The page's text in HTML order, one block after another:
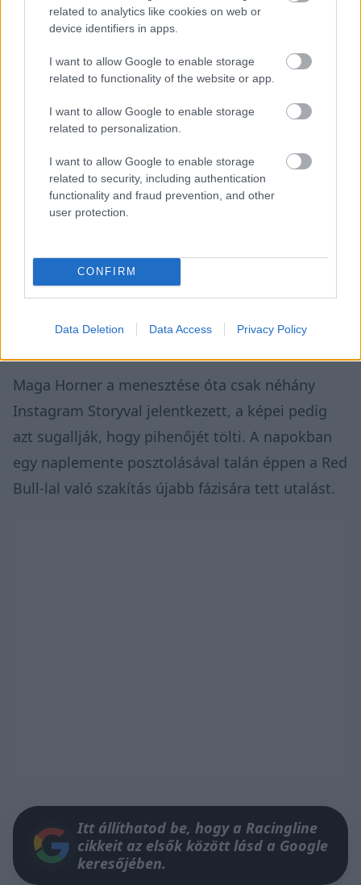
related to analytics like cookies on web or
device identifiers in apps.
I want to allow Google to enable storage
related to functionality of the website or app.
I want to allow Google to enable storage
related to personalization.
I want to allow Google to enable storage
related to security, including authentication
functionality and fraud prevention, and other
user protection.
CONFIRM
Data Deletion Data Access Privacy Policy
Érdemes hozzátenni, hogy Horner igazgatói
tisztségeinek leadása még mindig nem jelenti
feltétlenül azt, hogy ne állna továbbra is a Red
Bull alkalmazásában. Lehet, hogy szerződéses
okokból egy ideig még mindig ott van a neve a
fizetési listán, ez pedig akár a költséglimit
szempontjából is nehézségekeket okozhat, mivel
a csapat három legjobban fizetett
alkalmazottjának bére nem esik az F1-es
és előfordulhat, hogy Horner továbbra is
elfoglalja az egyik ilyen helyet, miközben Mekies
fizetett vezetője van a csapatnak.
Maga Horner a menesztése óta csak néhány
Instagram Storyval jelentkezett, a képei pedig
azt sugallják, hogy pihenőjét tölti. A napokban
egy naplemente posztolásával talán éppen a Red
Bull-lal való szakítás újabb fázisára tett utalást.
Itt állíthatod be, hogy a Racingline
cikkeit az elsők között lásd a Google
keresőjében.